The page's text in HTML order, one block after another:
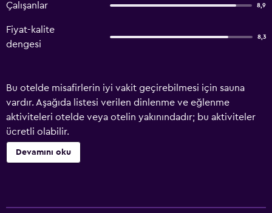
Çalışanlar 8,9
Fiyat-kalite
dengesi
8,3
Bu otelde misafirlerin iyi vakit geçirebilmesi için sauna
vardır. Aşağıda listesi verilen dinlenme ve eğlenme
aktiviteleri otelde veya otelin yakınındadır; bu aktiviteler
ücretli olabilir.
Devamını oku